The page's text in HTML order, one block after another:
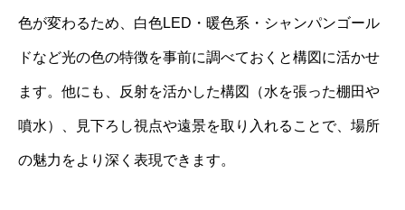
色が変わるため、白色LED・暖色系・シャンパンゴール
ドなど光の色の特徴を事前に調べておくと構図に活かせ
ます。他にも、反射を活かした構図（水を張った棚田や
噴水）、見下ろし視点や遠景を取り入れることで、場所
の魅力をより深く表現できます。